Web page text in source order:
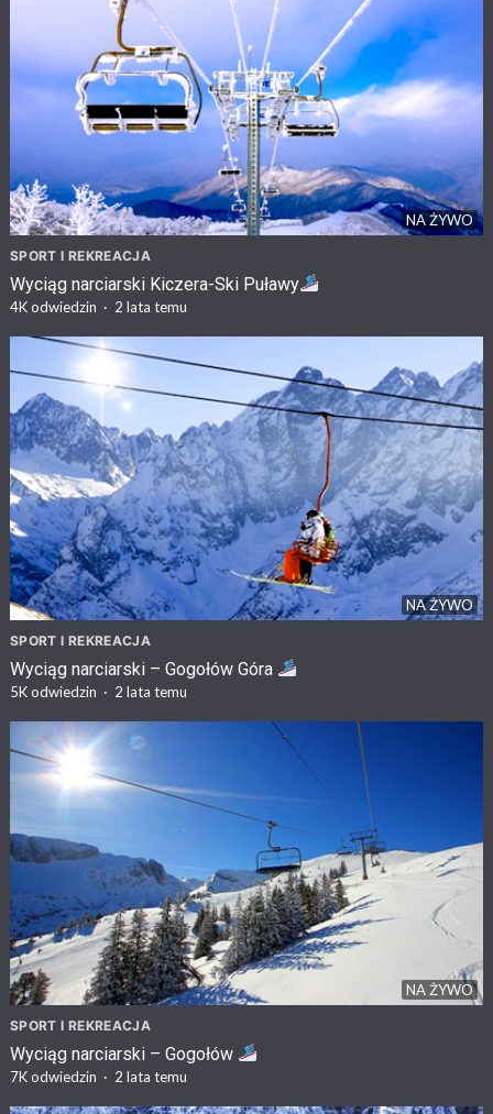
NA ŻYWO
SPORT I REKREACJA
Wyciąg narciarski Kiczera-Ski Puławy
4Kodwiedzin · 2 lata temu
NA ŻYWO
SPORT I REKREACJA
Wyciąg narciarski – Gogołów Góra
5Kodwiedzin · 2 lata temu
NA ŻYWO
SPORT I REKREACJA
Wyciąg narciarski – Gogołów
7Kodwiedzin · 2 lata temu